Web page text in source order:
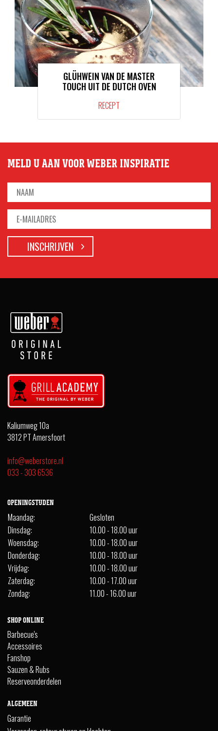
GLÜHWEIN VAN DE MASTER
TOUCH UIT DE DUTCH OVEN
RECEPT
MELD U AAN VOOR WEBER INSPIRATIE
Kaliumweg 10a
3812 PT Amersfoort
info@weberstore.nl
033 - 303 6536
OPENINGSTIJDEN
Maandag:
Gesloten
Dinsdag:
10.00 - 18.00 uur
Woensdag:
10.00 - 18.00 uur
Donderdag:
10.00 - 18.00 uur
Vrijdag:
10.00 - 18.00 uur
Zaterdag:
10.00 - 17.00 uur
Zondag:
11.00 - 16.00 uur
SHOP ONLINE
Barbecue's
Accessoires
Fanshop
Sauzen & Rubs
Reserveonderdelen
ALGEMEEN
Garantie